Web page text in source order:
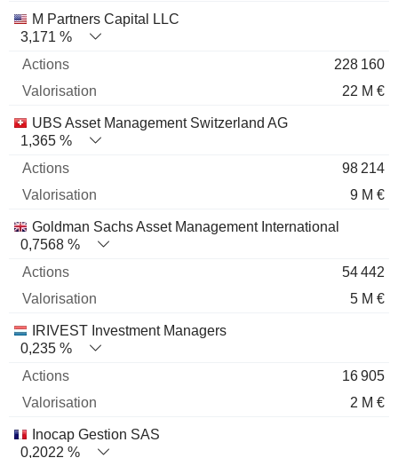
M Partners Capital LLC
3,171 %
228 160
22 M €
UBS Asset Management Switzerland AG
1,365 %
98 214
9 M €
Goldman Sachs Asset Management International
0,7568 %
54 442
5 M €
IRIVEST Investment Managers
0,235 %
16 905
2 M €
Inocap Gestion SAS
0,2022 %